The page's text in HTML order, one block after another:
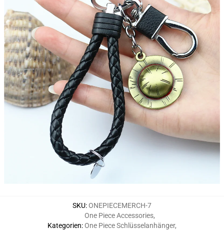
SKU:ONEPIECEMERCH-7
Kategorien:
One Piece Accessories,
One Piece Schlüsselanhänger,